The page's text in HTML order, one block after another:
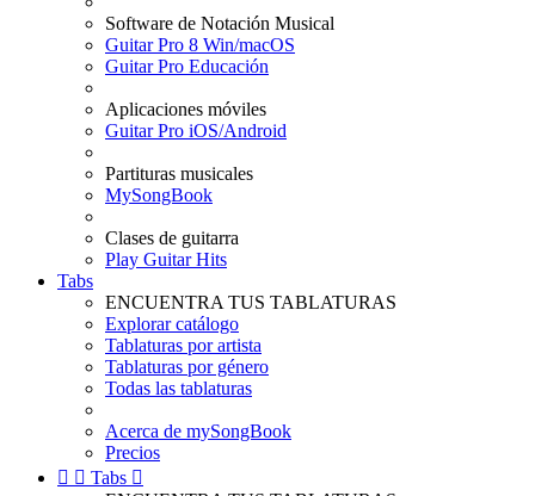
Software de Notación Musical
Guitar Pro 8 Win/macOS
Guitar Pro Educación
Aplicaciones móviles
Guitar Pro iOS/Android
Partituras musicales
MySongBook
Clases de guitarra
Play Guitar Hits
Tabs
ENCUENTRA TUS TABLATURAS
Explorar catálogo
Tablaturas por artista
Tablaturas por género
Todas las tablaturas
Acerca de mySongBook
Precios
  Tabs 